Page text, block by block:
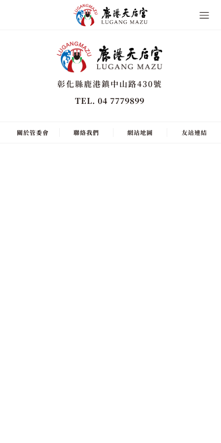
彰化縣鹿港鎮中山路430號
TEL. 04 7779899
關於管委會 聯絡我們 網站地圖 友站連結